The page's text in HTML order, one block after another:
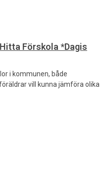
Förskola *Dagis
i kommunen, både
vill kunna jämföra olika